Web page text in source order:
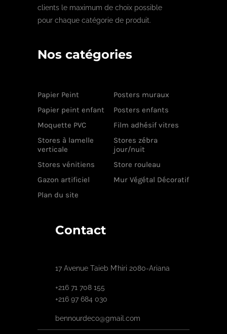
clients le maximum de choix possible
pour chaque catégorie de produit.
Nos catégories
Papier Peint
Posters muraux
Papier peint enfant
Posters enfants
Moquette PVC
Film adhésif vitres
Stores à lamelle
verticale
Stores zébra
jour/nuit
Stores vénitiens
Store rouleau
Gazon artificiel
Mur Végétal Décoratif
Plan du site
Contact
17 Avenue Taieb M’hiri 2080-Ariana
+216 71 708 155
+216 97 684 030
bennourdeco@gmail.com